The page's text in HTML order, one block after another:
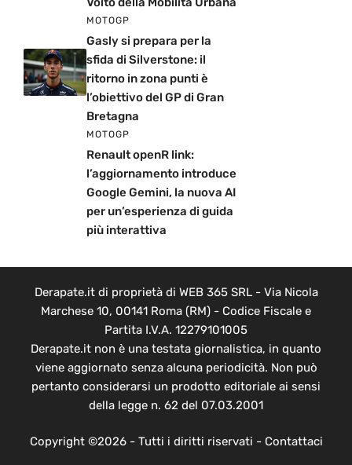
MOTOGP
Gasly si prepara per la
sfida di Silverstone: il
ritorno in zona punti è
l’obiettivo del GP di Gran
Bretagna
MOTOGP
Renault openR link:
l’aggiornamento introduce
Google Gemini, la nuova AI
per un’esperienza di guida
più interattiva
Derapate.it di proprietà di WEB 365 SRL - Via Nicola
Marchese 10, 00141 Roma (RM) - Codice Fiscale e
Partita I.V.A. 12279101005
Derapate.it non è una testata giornalistica, in quanto
viene aggiornato senza alcuna periodicità. Non può
pertanto considerarsi un prodotto editoriale ai sensi
della legge n. 62 del 07.03.2001
Copyright ©2026 - Tutti i diritti riservati - Contattaci